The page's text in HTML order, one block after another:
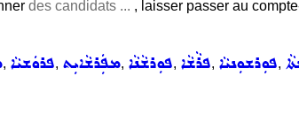
des candidats ... , laisser passer au
, ܦܪܘܿܫܝܵܐ, ܡܦܲܪܫܵܐܝܼܬ, ܦܘܼܪܫܵܢܵܐ, ܦܪܵܫܵܐ, ܦܘܼܪܫܘܼܢܝܵܐ,